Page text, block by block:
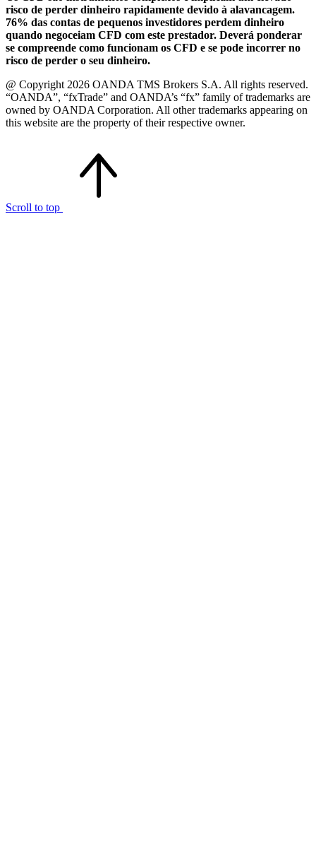
risco de perder dinheiro rapidamente devido à alavancagem.
76% das contas de pequenos investidores perdem dinheiro
quando negoceiam CFD com este prestador. Deverá ponderar
se compreende como funcionam os CFD e se pode incorrer no
risco de perder o seu dinheiro.
@ Copyright 2026 OANDA TMS Brokers S.A. All rights reserved.
“OANDA”, “fxTrade” and OANDA’s “fx” family of trademarks are
owned by OANDA Corporation. All other trademarks appearing on
this website are the property of their respective owner.
Scroll to top